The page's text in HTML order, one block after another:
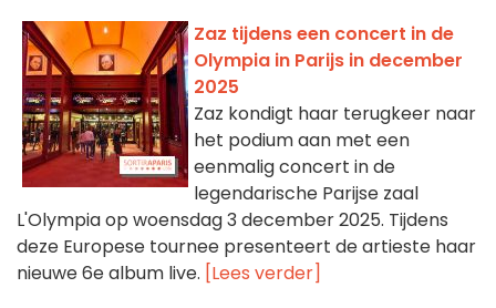
Zaz tijdens een concert in de
Olympia in Parijs in december
2025
Zaz kondigt haar terugkeer naar
het podium aan met een
eenmalig concert in de
legendarische Parijse zaal
L'Olympia op woensdag 3 december 2025. Tijdens
deze Europese tournee presenteert de artieste haar
nieuwe 6e album live. [Lees verder]